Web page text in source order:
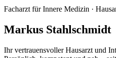
Facharzt für Innere Medizin ·
Markus Stahlschmidt
Ihr vertrauensvoller Hausarzt und